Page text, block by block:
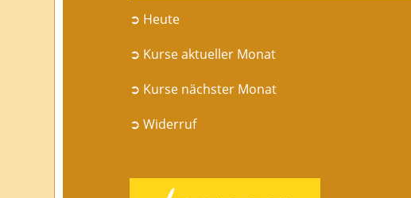
➲ Heute
➲ Kurse aktueller Monat
➲ Kurse nächster Monat
➲ Widerruf